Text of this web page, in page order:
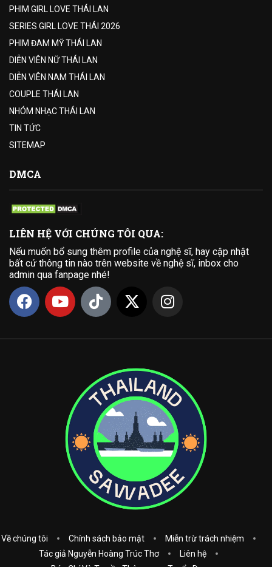
PHIM GIRL LOVE THÁI LAN
SERIES GIRL LOVE THÁI 2026
PHIM ĐAM MỸ THÁI LAN
DIỄN VIÊN NỮ THÁI LAN
DIỄN VIÊN NAM THÁI LAN
COUPLE THÁI LAN
NHÓM NHẠC THÁI LAN
TIN TỨC
SITEMAP
DMCA
LIÊN HỆ VỚI CHÚNG TÔI QUA:
Nếu muốn bổ sung thêm profile của nghệ sĩ, hay cập nhật
bất cứ thông tin nào trên website về nghệ sĩ, inbox cho
admin qua fanpage nhé!
Về chúng tôi Chính sách bảo mật
Miễn trừ trách nhiệm
Tác giả Nguyễn Hoàng Trúc Thơ
Liên hệ